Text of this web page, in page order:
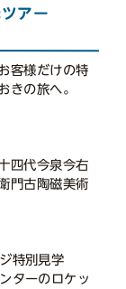
アー
客様だけの特
きの旅へ。
四代今泉今右
門古陶磁美術
特別見学
ターのロケッ